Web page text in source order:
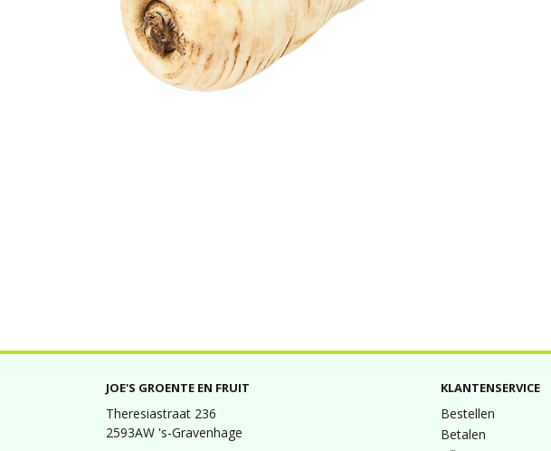
JOE'S GROENTE EN FRUIT
Theresiastraat 236
2593AW 's-Gravenhage
KLANTENSERVICE
Bestellen
Betalen